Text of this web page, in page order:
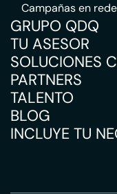
Campañas en
GRUPO QDQ
TU ASESOR
SOLUCIONES
PARTNERS
TALENTO
BLOG
INCLUYE TU